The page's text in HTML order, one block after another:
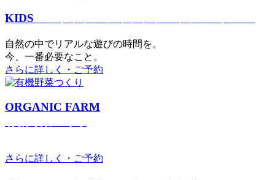
KIDS
⾃然の中でリアルな遊びの時間を。
今、⼀番必要なこと。
さらに詳しく・ご予約
ORGANIC FARM
さらに詳しく・ご予約